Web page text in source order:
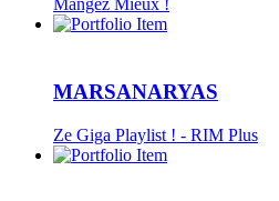
Mangez Mieux !
MARSANARYAS
Ze Giga Playlist ! - RIM Plus